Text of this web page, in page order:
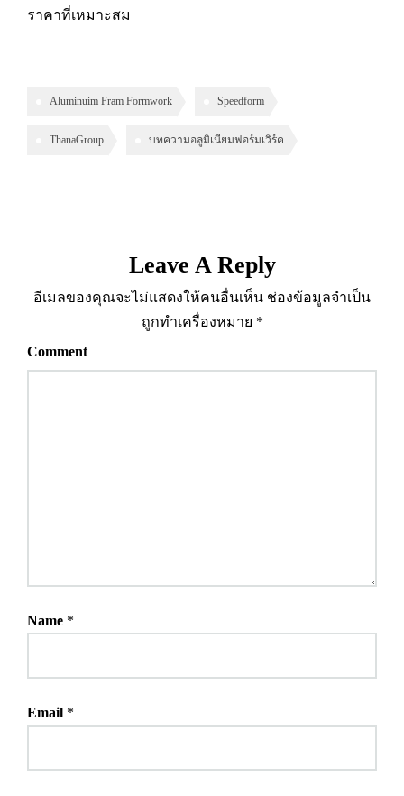
ราคาที่เหมาะสม
Aluminuim Fram Formwork Speedform
ThanaGroup บทความอลูมิเนียมฟอร์มเวิร์ค
Leave A Reply
อีเมลของคุณจะไม่แสดงให้คนอื่นเห็น ช่องข้อมูลจำเป็น
ถูกทำเครื่องหมาย *
Comment
Name *
Email *